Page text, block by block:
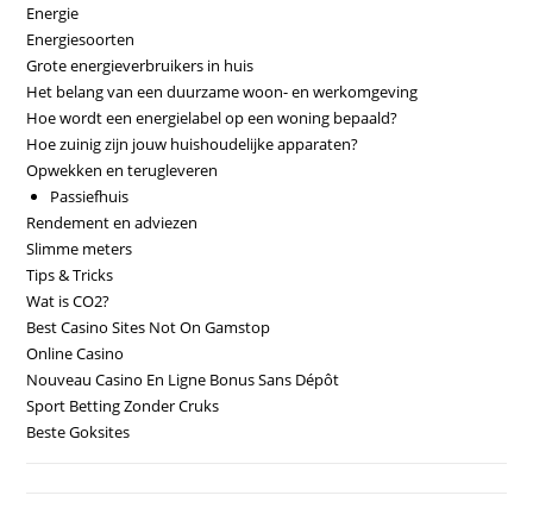
Energie
Energiesoorten
Grote energieverbruikers in huis
Het belang van een duurzame woon- en werkomgeving
Hoe wordt een energielabel op een woning bepaald?
Hoe zuinig zijn jouw huishoudelijke apparaten?
Opwekken en terugleveren
Passiefhuis
Rendement en adviezen
Slimme meters
Tips & Tricks
Wat is CO2?
Best Casino Sites Not On Gamstop
Online Casino
Nouveau Casino En Ligne Bonus Sans Dépôt
Sport Betting Zonder Cruks
Beste Goksites